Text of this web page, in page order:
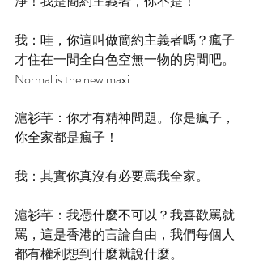
我：哇，你這叫做簡約主義者嗎？瘋子
才住在一間全白色空無一物的房間吧。
Normal is the new maxi...
滬衫芊：你才有精神問題。你是瘋子，
你全家都是瘋子！
我：其實你真沒有必要罵我全家。
滬衫芊：我憑什麼不可以？我喜歡罵就
罵，這是香港的言論自由，我們每個人
都有權利想到什麼就說什麼。